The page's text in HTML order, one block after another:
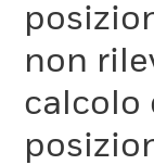
Si noti che il
parametro
Poiché il
intervalli di
non
calcolo